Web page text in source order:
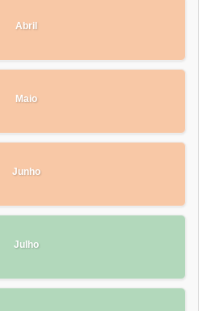
Abril
Maio
Junho
Julho